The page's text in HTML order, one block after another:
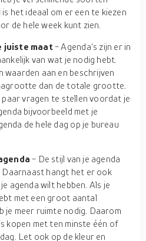
het ideaal om er een te kiezen
de hele week kunt zien.
juiste maat- Agenda's zijn er in
van wat je nodig hebt.
waarden aan en beschrijven
dan de totale grootte.
vragen te stellen voordat je
bijvoorbeeld met je
de hele dag op je bureau
- De stijl van je agenda
Daarnaast hangt het er ook
agenda wilt hebben. Als je
met een groot aantal
je meer ruimte nodig. Daarom
kopen met ten minste één of
Let ook op de kleur en